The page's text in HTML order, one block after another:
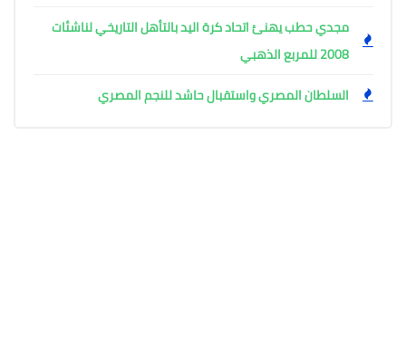
مجدي حطب يهنئ اتحاد كرة اليد بالتأهل التاريخي لناشئات
2008 للمربع الذهبي
السلطان المصري واستقبال حاشد للنجم المصري